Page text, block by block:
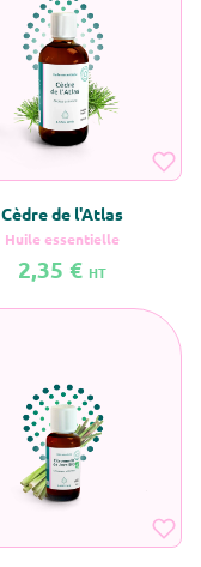
Cèdre de l'Atlas
Huile essentielle
2,35 € HT